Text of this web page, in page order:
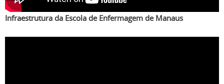
Infraestrutura da Escola de Enfermagem de Manaus